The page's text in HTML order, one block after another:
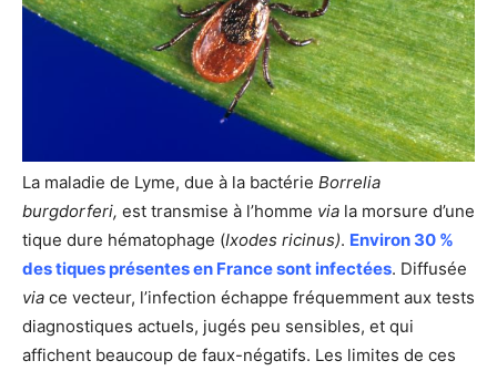
La maladie de Lyme, due à la bactérie Borrelia
burgdorferi, est transmise à l’homme via la morsure d’une
tique dure hématophage (Ixodes ricinus). Environ 30 %
des tiques présentes en France sont infectées. Diffusée
via ce vecteur, l’infection échappe fréquemment aux tests
diagnostiques actuels, jugés peu sensibles, et qui
affichent beaucoup de faux-négatifs. Les limites de ces